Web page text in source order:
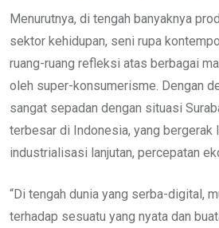
Menurutnya, di tengah banyaknya
sektor kehidupan, seni rupa
ruang-ruang refleksi atas berbagai
oleh super-konsumerisme. Dengan
sangat sepadan dengan situasi
terbesar di Indonesia, yang bergerak
industrialisasi lanjutan, percepatan
“Di tengah dunia yang serba-digital,
terhadap sesuatu yang nyata dan